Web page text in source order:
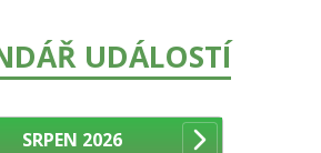
UDÁLOSTÍ
SRPEN 2026